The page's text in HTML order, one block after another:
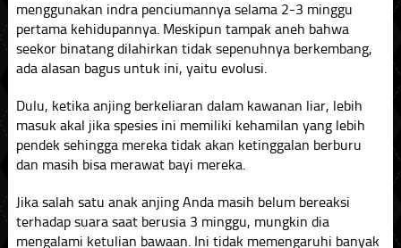
menggunakan indra penciumannya selama 2-3 minggu
pertama kehidupannya. Meskipun tampak aneh bahwa
seekor binatang dilahirkan tidak sepenuhnya berkembang,
ada alasan bagus untuk ini, yaitu evolusi.
Dulu, ketika anjing berkeliaran dalam kawanan liar, lebih
masuk akal jika spesies ini memiliki kehamilan yang lebih
pendek sehingga mereka tidak akan ketinggalan berburu
dan masih bisa merawat bayi mereka.
Jika salah satu anak anjing Anda masih belum bereaksi
terhadap suara saat berusia 3 minggu, mungkin dia
mengalami ketulian bawaan. Ini tidak memengaruhi banyak